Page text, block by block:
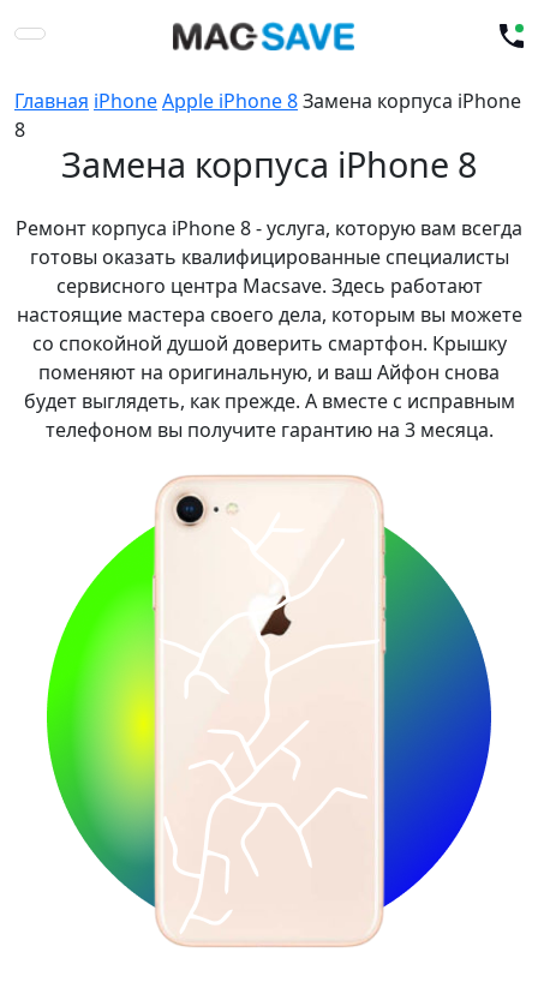
Главная iPhoneApple iPhone 8Замена корпуса iPhone
8
Замена корпуса iPhone 8
Ремонт корпуса iPhone 8 - услуга, которую вам всегда
готовы оказать квалифицированные специалисты
сервисного центра Macsave. Здесь работают
настоящие мастера своего дела, которым вы можете
со спокойной душой доверить смартфон. Крышку
поменяют на оригинальную, и ваш Айфон снова
будет выглядеть, как прежде. А вместе с исправным
телефоном вы получите гарантию на 3 месяца.